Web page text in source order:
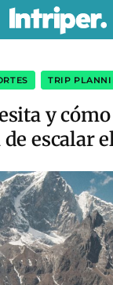
TRIP
y
escalar